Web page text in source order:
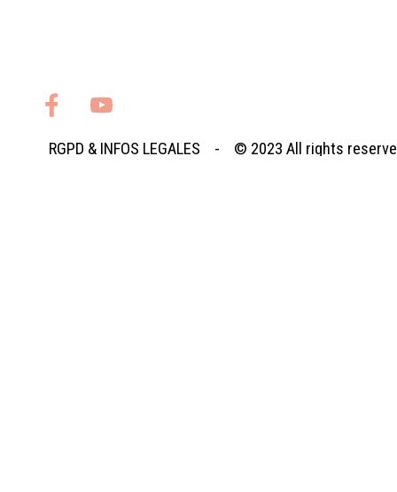
RGPD & INFOS LEGALES - © 2023 All rights